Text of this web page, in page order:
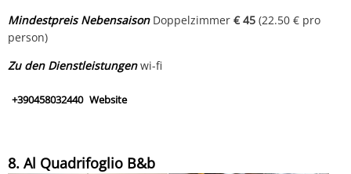
Mindestpreis NebensaisonDoppelzimmer€ 45 (22.50 € pro
person)
Zu den Dienstleistungenwi-fi
+390458032440 Website
8. Al Quadrifoglio B&b